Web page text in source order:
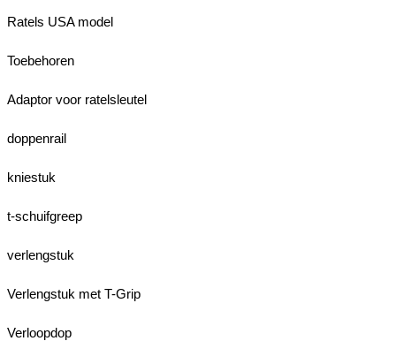
Ratels USA model
Toebehoren
Adaptor voor ratelsleutel
doppenrail
kniestuk
t-schuifgreep
verlengstuk
Verlengstuk met T-Grip
Verloopdop